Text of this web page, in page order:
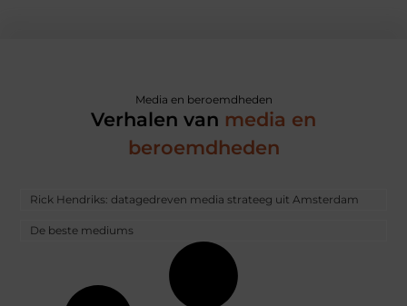
Media en beroemdheden
Verhalen van media en
beroemdheden
Rick Hendriks: datagedreven media strateeg uit Amsterdam
De beste mediums